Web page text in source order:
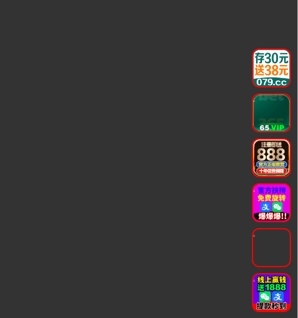
.
.
.
.
.
.